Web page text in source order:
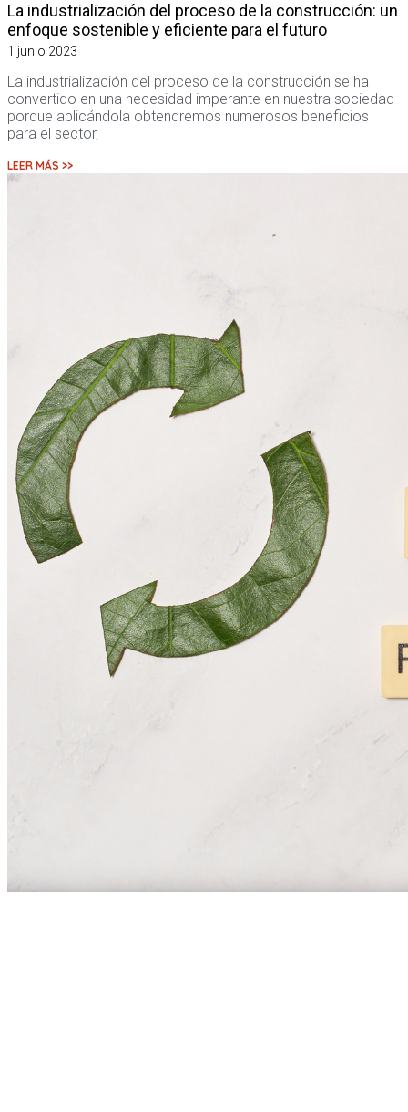
La industrialización del proceso de la construcción: un
enfoque sostenible y eficiente para el futuro
1 junio 2023
La industrialización del proceso de la construcción se ha
convertido en una necesidad imperante en nuestra sociedad
porque aplicándola obtendremos numerosos beneficios
para el sector,
LEER MÁS >>